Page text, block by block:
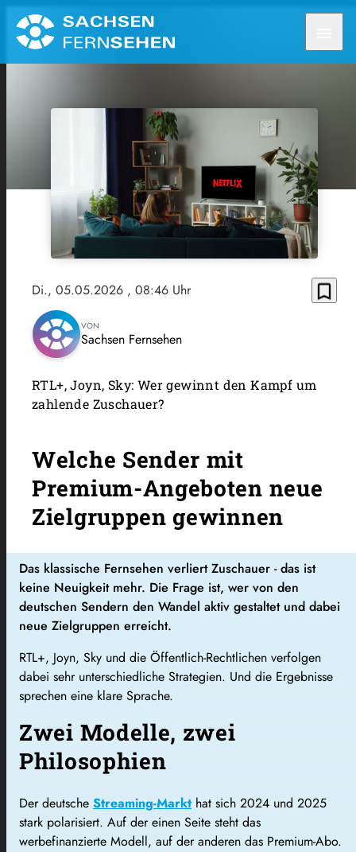
Di., 05.05.2026 , 08:46 Uhr bookmark_border
VON
Sachsen Fernsehen
RTL+, Joyn, Sky: Wer gewinnt den Kampf um
zahlende Zuschauer?
Welche Sender mit
Premium-Angeboten neue
Zielgruppen gewinnen
Das klassische Fernsehen verliert Zuschauer - das ist
keine Neuigkeit mehr. Die Frage ist, wer von den
deutschen Sendern den Wandel aktiv gestaltet und dabei
neue Zielgruppen erreicht.
RTL+, Joyn, Sky und die Öffentlich-Rechtlichen verfolgen
dabei sehr unterschiedliche Strategien. Und die Ergebnisse
sprechen eine klare Sprache.
Zwei Modelle, zwei
Philosophien
Der deutsche Streaming-Markt hat sich 2024 und 2025
stark polarisiert. Auf der einen Seite steht das
werbefinanzierte Modell, auf der anderen das Premium-Abo.